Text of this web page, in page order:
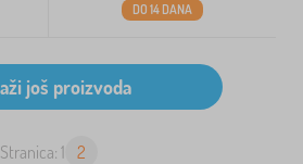
DO 14 DANA
Stranica: 1 2